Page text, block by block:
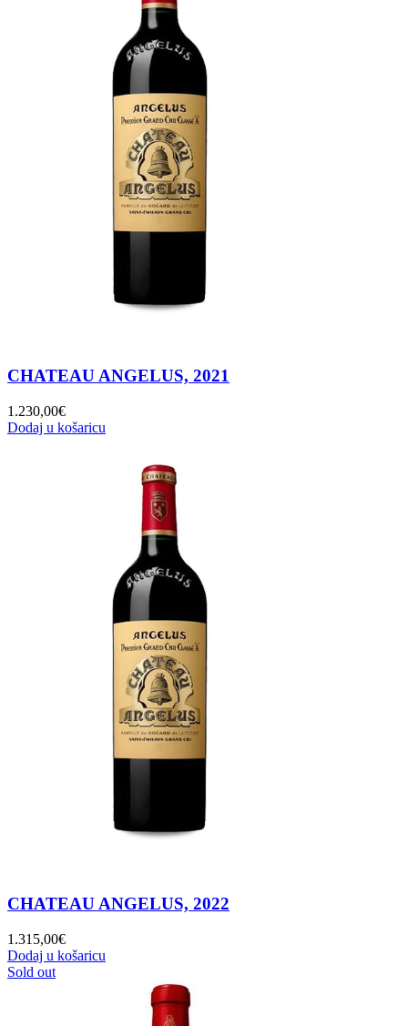
CHATEAU ANGELUS, 2021
1.230,00€
Dodaj u košaricu
CHATEAU ANGELUS, 2022
1.315,00€
Dodaj u košaricu
Sold out